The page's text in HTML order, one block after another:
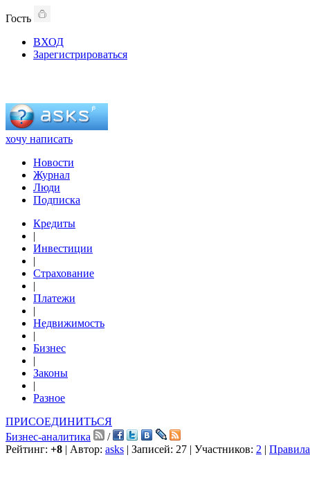
Гость
ВХОД
Зарегистрироваться
хочу написать
Новости
Журнал
Люди
Подписка
Кредиты
|
Инвестиции
|
Страхование
|
Платежи
|
Недвижимость
|
Бизнес
|
Законы
|
Разное
ПРИСОЕДИНИТЬСЯ
Бизнес-аналитика
/
Рейтинг: +8 | Автор: asks | Записей: 27 | Участников: 2 | Правила